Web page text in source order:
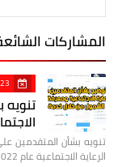
المشاركات
23 فبراير 2023
تنويه
تنويه بشأن المتقدمين
الرعاية الاجتماعية عام 2022 ومعرفة معلوما…